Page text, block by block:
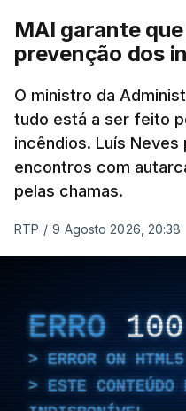
israelita, que nos
de que o líder supremo
crítico na sequência do
último dia de fevereiro
ayatollah Ali Khamenei,
família.
As imagens mostram
será uma aula religiosa,
indicação adicional.
ERRO100
ERROR ON
MAI garante
prevenção dos
O ministro da
tudo está a ser feito
incêndios. Luís Neves
encontros com
pelas chamas.
RTP / 9 Agosto 2026, 20:38
ERRO 100
ERROR ON
ESTE CONTEÚDO